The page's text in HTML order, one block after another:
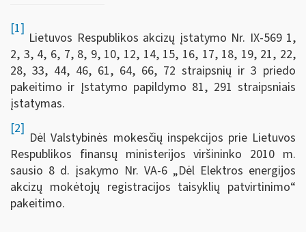
[1]
Lietuvos Respublikos akcizų įstatymo Nr. IX-569 1,
2, 3, 4, 6, 7, 8, 9, 10, 12, 14, 15, 16, 17, 18, 19, 21, 22,
28, 33, 44, 46, 61, 64, 66, 72 straipsnių ir 3 priedo
pakeitimo ir Įstatymo papildymo 81, 291 straipsniais
įstatymas.
[2]
Dėl Valstybinės mokesčių inspekcijos prie Lietuvos
Respublikos finansų ministerijos viršininko 2010 m.
sausio 8 d. įsakymo Nr. VA-6 „Dėl Elektros energijos
akcizų mokėtojų registracijos taisyklių patvirtinimo“
pakeitimo.